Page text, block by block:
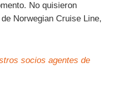
No quisieron
Norwegian Cruise Line,
socios agentes de